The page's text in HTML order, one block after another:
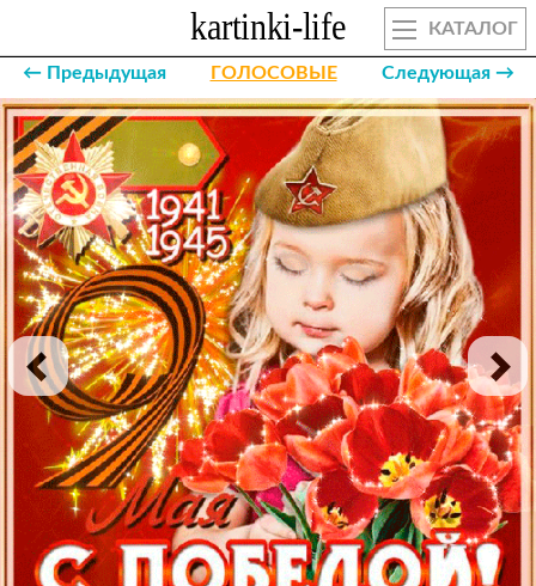
КАТАЛОГ
← Предыдущая ГОЛОСОВЫЕ Следующая →